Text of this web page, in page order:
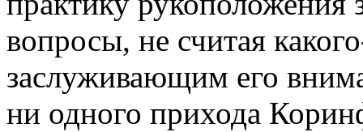
вопросы, не считая
заслуживающим его
ни одного прихода